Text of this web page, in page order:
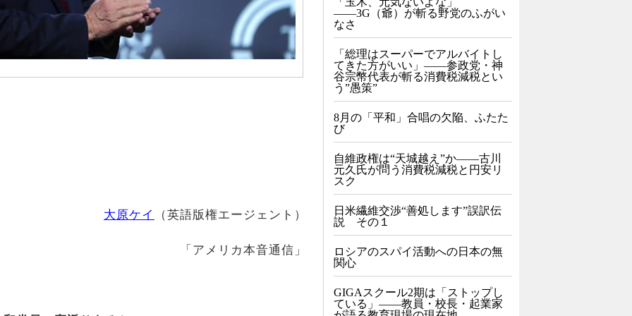
大原ケイ （英語版権エージェント）
「アメリカ本音通信」
――3G（爺）が斬る野党のふがい
なさ
「総理はスーパーでアルバイトし
てきた方がいい」――参政党・神
谷宗幣代表が斬る消費税減税とい
う”愚策”
8月の「平和」合唱の欠陥、ふたた
び
自維政権は“天城越え”か――古川
元久氏が問う消費税減税と円安リ
スク
日米繊維交渉“善処します”誤訳伝
説 その１
ロシアのスパイ活動への日本の無
関心
GIGAスクール2期は「ストップし
ている」——教員・校長・起業家